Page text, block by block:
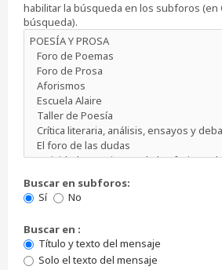
habilitar la búsqueda en los subforos (en
búsqueda).
Buscar en subforos:
Sí
No
Buscar en :
Título y texto del mensaje
Solo el texto del mensaje